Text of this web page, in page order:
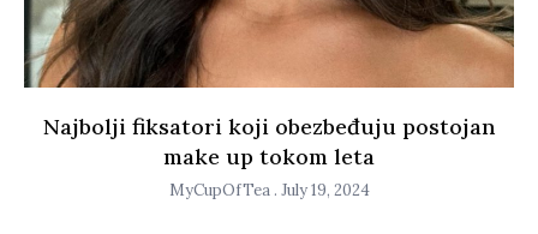
Najbolji fiksatori koji obezbeđuju postojan
make up tokom leta
MyCupOfTea July 19, 2024